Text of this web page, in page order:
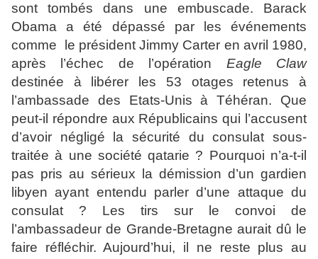
sont tombés dans une embuscade. Barack
Obama a été dépassé par les événements
comme le président Jimmy Carter en avril 1980,
après l’échec de l’opération Eagle Claw
destinée à libérer les 53 otages retenus à
l’ambassade des Etats-Unis à Téhéran. Que
peut-il répondre aux Républicains qui l’accusent
d’avoir négligé la sécurité du consulat sous-
traitée à une société qatarie ? Pourquoi n’a-t-il
pas pris au sérieux la démission d’un gardien
libyen ayant entendu parler d’une attaque du
consulat ? Les tirs sur le convoi de
l’ambassadeur de Grande-Bretagne aurait dû le
faire réfléchir. Aujourd’hui, il ne reste plus au